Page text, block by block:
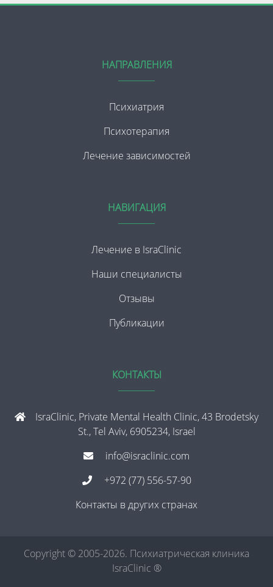
НАПРАВЛЕНИЯ
Психиатрия
Психотерапия
Лечение зависимостей
НАВИГАЦИЯ
Лечение в IsraClinic
Наши специалисты
Отзывы
Публикации
КОНТАКТЫ
IsraClinic, Private Mental Health Clinic, 43 Brodetsky
St., Tel Aviv, 6905234, Israel
info@israclinic.com
+972 (77) 556-57-90
Контакты в других странах
Copyright © 2005-2026. Психиатрическая клиника
IsraClinic ®